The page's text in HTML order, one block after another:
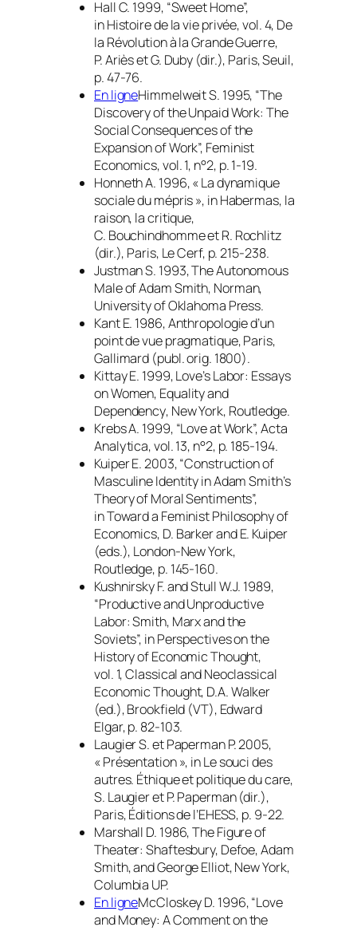
Hall C. 1999, “Sweet Home”,
inHistoire de la vie privée, vol. 4, De
la Révolution à la Grande Guerre,
P. Ariès et G. Duby (dir.), Paris, Seuil,
p. 47-76.
En ligneHimmelweit S. 1995, “The
Discovery of the Unpaid Work: The
Social Consequences of the
Expansion of Work”, Feminist
Economics, vol. 1, n°2, p. 1-19.
Honneth A. 1996, « La dynamique
sociale du mépris », inHabermas, la
raison, la critique,
C. Bouchindhomme et R. Rochlitz
(dir.), Paris, Le Cerf, p. 215-238.
Justman S. 1993,The Autonomous
Male of Adam Smith, Norman,
University of Oklahoma Press.
Kant E. 1986,Anthropologie d’un
point de vue pragmatique, Paris,
Gallimard (publ. orig. 1800).
Kittay E. 1999,Love’s Labor: Essays
on Women, Equality and
Dependency, New York, Routledge.
Krebs A. 1999, “Love at Work”,Acta
Analytica, vol. 13, n°2, p. 185-194.
Kuiper E. 2003, “Construction of
Masculine Identity in Adam Smith’s
Theory of Moral Sentiments”,
inToward a Feminist Philosophy of
Economics, D. Barker and E. Kuiper
(eds.), London-New York,
Routledge, p. 145-160.
Kushnirsky F. and Stull W.J. 1989,
“Productive and Unproductive
Labor: Smith, Marx and the
Soviets”, inPerspectives on the
History of Economic Thought,
vol. 1,Classical and Neoclassical
Economic Thought, D.A. Walker
(ed.), Brookfield (VT), Edward
Elgar, p. 82-103.
Laugier S. et Paperman P. 2005,
« Présentation », inLe souci des
autres. Éthique et politique du care,
S. Laugier et P. Paperman (dir.),
Paris, Éditions de l’EHESS, p. 9-22.
Marshall D. 1986,The Figure of
Theater: Shaftesbury, Defoe, Adam
Smith, and George Elliot, New York,
Columbia UP.
En ligneMcCloskey D. 1996, “Love
and Money: A Comment on the